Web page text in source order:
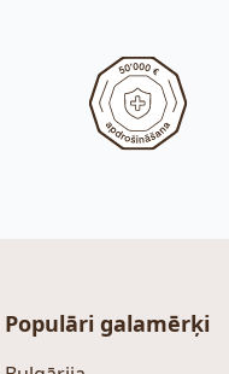
Populāri galamērķi